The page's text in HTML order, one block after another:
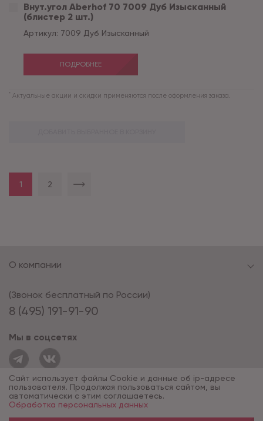
Внут.угол Aberhof 70 7009 Дуб Изысканный
(блистер 2 шт.)
Артикул: 7009 Дуб Изысканный
ПОДРОБНЕЕ
* Актуальные акции и скидки применяются после оформления заказа.
1 2
8 (495) 191-91-90
(Звонок бесплатный по России)
Мы в соцсетях
О компании
© 1994 - 2026*, «ОПУС ТД»
Сайт использует файлы Cookie и данные об ip-адресе
пользователя. Продолжая пользоваться сайтом, вы
автоматически с этим соглашаетесь.
Обработка персональных данных